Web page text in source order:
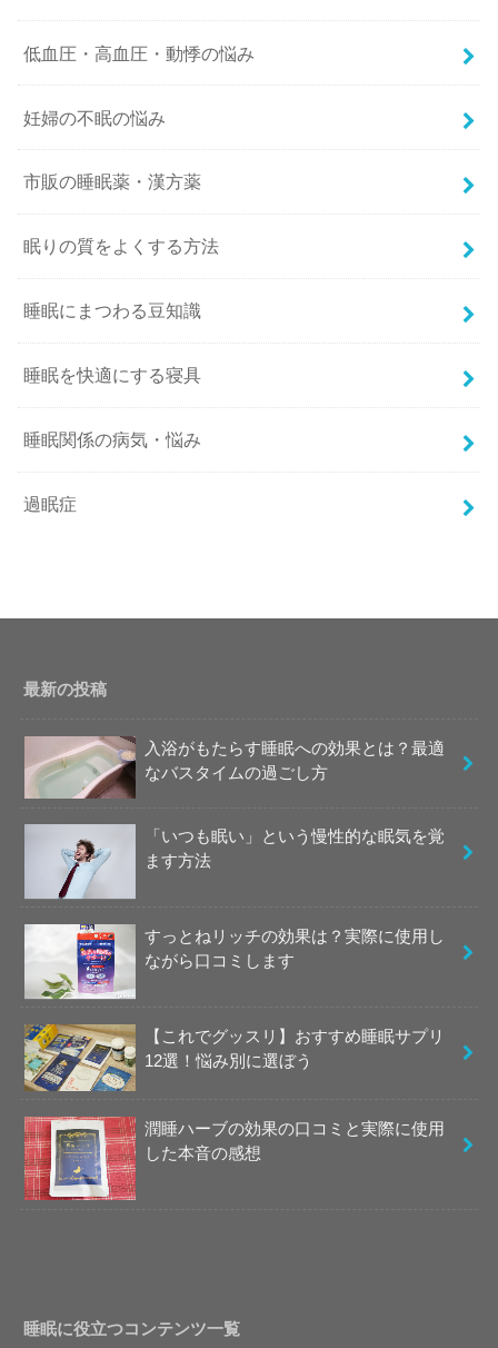
低血圧・高血圧・動悸の悩み
妊婦の不眠の悩み
市販の睡眠薬・漢方薬
眠りの質をよくする方法
睡眠にまつわる豆知識
睡眠を快適にする寝具
睡眠関係の病気・悩み
過眠症
最新の投稿
入浴がもたらす睡眠への効果とは？最適
なバスタイムの過ごし方
「いつも眠い」という慢性的な眠気を覚
ます方法
すっとねリッチの効果は？実際に使用し
ながら口コミします
【これでグッスリ】おすすめ睡眠サプリ
12選！悩み別に選ぼう
潤睡ハーブの効果の口コミと実際に使用
した本音の感想
睡眠に役立つコンテンツ一覧